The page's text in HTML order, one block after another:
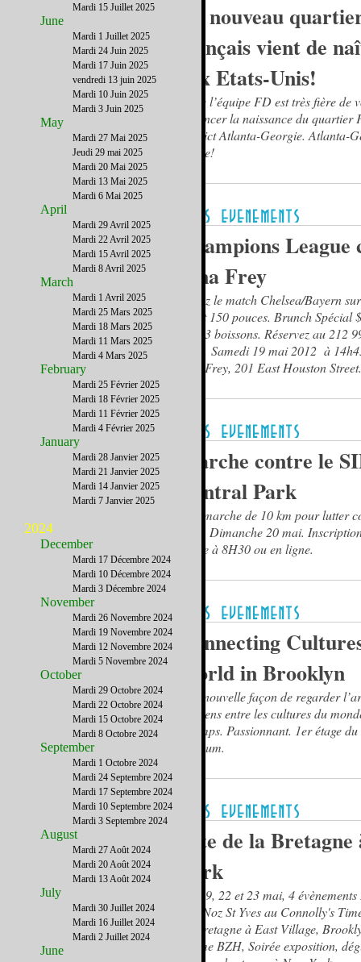
Un nouveau
français vient de
aux Etats-Unis!
Toute l’équipe FD est très fière de
annoncer la naissance du quartier
District Atlanta-Georgie. Atlanta-
t’aime!
Champions League
Lina Frey
Suivez le match Chelsea/Bayern
géant 150 pouces. Brunch Spécial
avec 3 boissons. Réservez au 212
5546. Samedi 19 mai 2012 à
Lina Frey, 201 East Houston Street.
Marche contre le
Central Park
Une marche de 10 km pour lutter
fléau. Dimanche 20 mai.
même à 8H30 ou en ligne.
Connecting
World in Brooklyn
Une nouvelle façon de regarder
des liens entre les cultures du
le temps. Passionnant. 1er étage
Museum.
Fête de la
York
Les 19, 22 et 23 mai, 4
Fest Noz St Yves au Connolly's
La Bretagne à East Village,
rythme BZH, Soirée exposition,
Mardi 15 Juillet 2025
June
Mardi 1 Juillet 2025
Mardi 24 Juin 2025
Mardi 17 Juin 2025
vendredi 13 juin 2025
Mardi 10 Juin 2025
Mardi 3 Juin 2025
May
Mardi 27 Mai 2025
Jeudi 29 mai 2025
Mardi 20 Mai 2025
Mardi 13 Mai 2025
Mardi 6 Mai 2025
April
Mardi 29 Avril 2025
Mardi 22 Avril 2025
Mardi 15 Avril 2025
Mardi 8 Avril 2025
March
Mardi 1 Avril 2025
Mardi 25 Mars 2025
Mardi 18 Mars 2025
Mardi 11 Mars 2025
Mardi 4 Mars 2025
February
Mardi 25 Février 2025
Mardi 18 Février 2025
Mardi 11 Février 2025
Mardi 4 Février 2025
January
Mardi 28 Janvier 2025
Mardi 21 Janvier 2025
Mardi 14 Janvier 2025
Mardi 7 Janvier 2025
2024
December
Mardi 17 Décembre 2024
Mardi 10 Décembre 2024
Mardi 3 Décembre 2024
November
Mardi 26 Novembre 2024
Mardi 19 Novembre 2024
Mardi 12 Novembre 2024
Mardi 5 Novembre 2024
October
Mardi 29 Octobre 2024
Mardi 22 Octobre 2024
Mardi 15 Octobre 2024
Mardi 8 Octobre 2024
September
Mardi 1 Octobre 2024
Mardi 24 Septembre 2024
Mardi 17 Septembre 2024
Mardi 10 Septembre 2024
Mardi 3 Septembre 2024
August
Mardi 27 Août 2024
Mardi 20 Août 2024
Mardi 13 Août 2024
July
Mardi 30 Juillet 2024
Mardi 16 Juillet 2024
Mardi 2 Juillet 2024
June